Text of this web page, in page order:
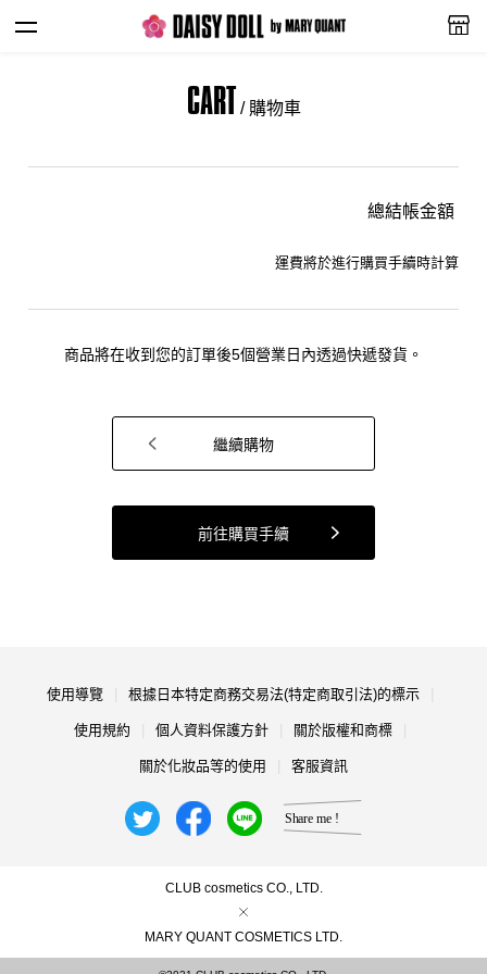
CART / 購物車
總結帳金額
運費將於進行購買手續時計算
商品將在收到您的訂單後5個營業日內透過快遞發貨。
繼續購物
前往購買手續
使用導覽 根據日本特定商務交易法(特定商取引法)的標示
使用規約 個人資料保護方針 關於版權和商標
關於化妝品等的使用 客服資訊
CLUB cosmetics CO., LTD.
MARY QUANT COSMETICS LTD.